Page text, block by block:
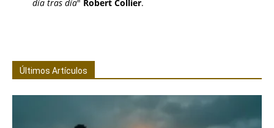
día tras día" Robert Collier.
Últimos Artículos